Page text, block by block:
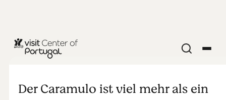
SPORT & FREIZEIT
Caramulo:
Der Caramulo ist viel mehr als ein